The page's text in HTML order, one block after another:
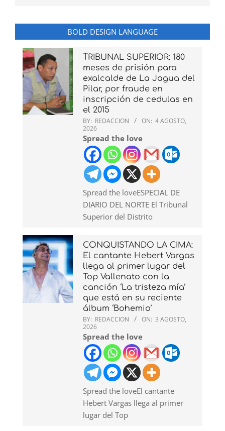
BOLD DESIGN LANGUAGE
TRIBUNAL SUPERIOR: 180
meses de prisión para
exalcalde de La Jagua del
Pilar, por fraude en
inscripción de cedulas en
el 2015
BY: REDACCION ON: 4 AGOSTO,
2026
Spread the love
Spread the loveESPECIAL DE
DIARIO DEL NORTE El Tribunal
Superior del Distrito
CONQUISTANDO LA CIMA:
El cantante Hebert Vargas
llega al primer lugar del
Top Vallenato con la
canción ‘La tristeza mía’
que está en su reciente
álbum ‘Bohemio’
BY: REDACCION ON: 3 AGOSTO,
2026
Spread the love
Spread the loveEl cantante
Hebert Vargas llega al primer
lugar del Top